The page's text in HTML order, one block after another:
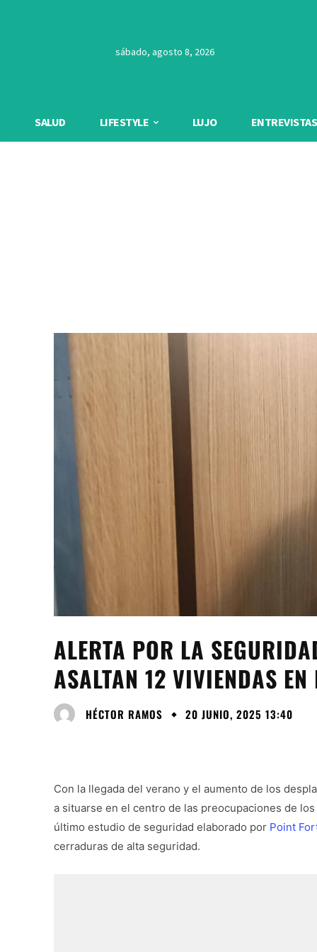
sábado, agosto 8, 2026
SALUD LIFESTYLE LUJO ENTREVISTAS
ALERTA POR LA
ASALTAN 12 VIVIENDAS EN
HÉCTOR RAMOS 20 JUNIO, 2025 13:40
Con la llegada del verano y el aumento de los
a situarse en el centro de las preocupaciones de
último estudio de seguridad elaborado por Point
cerraduras de alta seguridad.